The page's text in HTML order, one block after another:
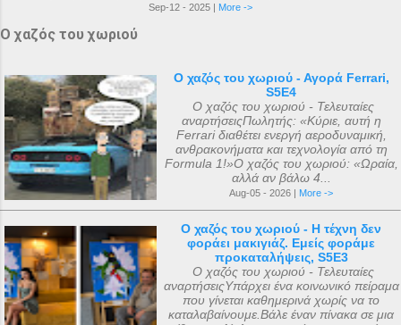
Sep-12 - 2025 | More ->
Ο χαζός του χωριού
Ο χαζός του χωριού - Αγορά Ferrari,
S5E4
Ο χαζός του χωριού - Τελευταίες
αναρτήσειςΠωλητής: «Κύριε, αυτή η
Ferrari διαθέτει ενεργή αεροδυναμική,
ανθρακονήματα και τεχνολογία από τη
Formula 1!»Ο χαζός του χωριού: «Ωραία,
αλλά αν βάλω 4...
Aug-05 - 2026 | More ->
Ο χαζός του χωριού - Η τέχνη δεν
φοράει μακιγιάζ. Εμείς φοράμε
προκαταλήψεις, S5E3
Ο χαζός του χωριού - Τελευταίες
αναρτήσειςΥπάρχει ένα κοινωνικό πείραμα
που γίνεται καθημερινά χωρίς να το
καταλαβαίνουμε.Βάλε έναν πίνακα σε μια